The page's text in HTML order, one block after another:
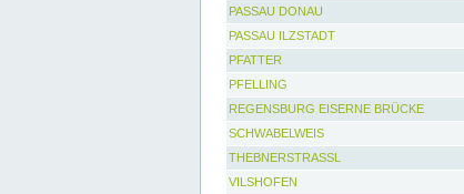
PASSAU DONAU
PASSAU ILZSTADT
PFATTER
PFELLING
REGENSBURG EISERNE BRÜCKE
SCHWABELWEIS
THEBNERSTRASSL
VILSHOFEN